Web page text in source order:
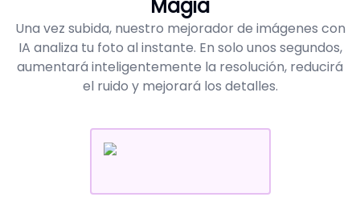
Magia
Una vez subida, nuestro mejorador de imágenes con
IA analiza tu foto al instante. En solo unos segundos,
aumentará inteligentemente la resolución, reducirá
el ruido y mejorará los detalles.